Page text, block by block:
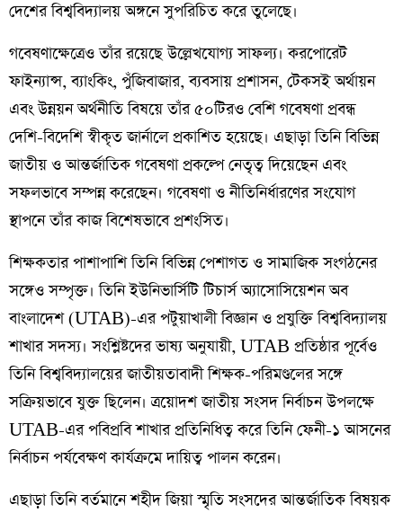
দেশের বিশ্ববিদ্যালয় অঙ্গনে সুপরিচিত করে তুলেছে।
গবেষণাক্ষেত্রেও তাঁর রয়েছে উল্লেখযোগ্য সাফল্য। করপোরেট
ফাইন্যান্স, ব্যাংকিং, পুঁজিবাজার, ব্যবসায় প্রশাসন, টেকসই অর্থায়ন
এবং উন্নয়ন অর্থনীতি বিষয়ে তাঁর ৫০টিরও বেশি গবেষণা প্রবন্ধ
দেশি-বিদেশি স্বীকৃত জার্নালে প্রকাশিত হয়েছে। এছাড়া তিনি বিভিন্ন
জাতীয় ও আন্তর্জাতিক গবেষণা প্রকল্পে নেতৃত্ব দিয়েছেন এবং
সফলভাবে সম্পন্ন করেছেন। গবেষণা ও নীতিনির্ধারণের সংযোগ
স্থাপনে তাঁর কাজ বিশেষভাবে প্রশংসিত।
শিক্ষকতার পাশাপাশি তিনি বিভিন্ন পেশাগত ও সামাজিক সংগঠনের
সঙ্গেও সম্পৃক্ত। তিনি ইউনিভার্সিটি টিচার্স অ্যাসোসিয়েশন অব
বাংলাদেশ (UTAB)-এর পটুয়াখালী বিজ্ঞান ও প্রযুক্তি বিশ্ববিদ্যালয়
শাখার সদস্য। সংশ্লিষ্টদের ভাষ্য অনুযায়ী, UTAB প্রতিষ্ঠার পূর্বেও
তিনি বিশ্ববিদ্যালয়ের জাতীয়তাবাদী শিক্ষক-পরিমণ্ডলের সঙ্গে
সক্রিয়ভাবে যুক্ত ছিলেন। ত্রয়োদশ জাতীয় সংসদ নির্বাচন উপলক্ষে
UTAB-এর পবিপ্রবি শাখার প্রতিনিধিত্ব করে তিনি ফেনী-১ আসনের
নির্বাচন পর্যবেক্ষণ কার্যক্রমে দায়িত্ব পালন করেন।
এছাড়া তিনি বর্তমানে শহীদ জিয়া স্মৃতি সংসদের আন্তর্জাতিক বিষয়ক